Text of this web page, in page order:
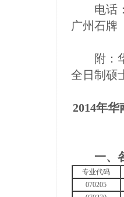
电话：
广州石牌
附：华
全日制硕
2014年华
一、各
专业代码
070205